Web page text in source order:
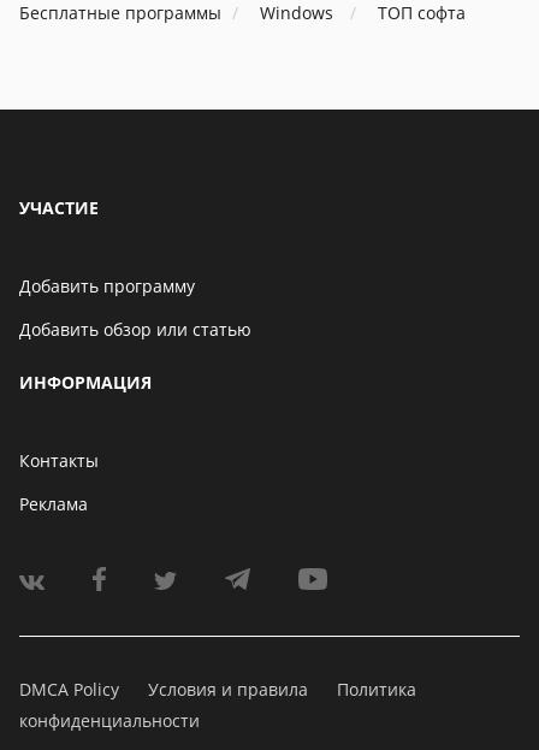
Бесплатные программы Windows ТОП софта
УЧАСТИЕ
Добавить программу
Добавить обзор или статью
ИНФОРМАЦИЯ
Контакты
Реклама
DMCA Policy Условия и правила
Политика
конфиденциальности